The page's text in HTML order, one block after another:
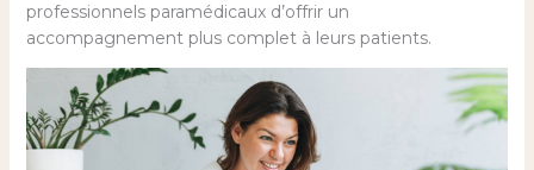
professionnels paramédicaux d’offrir un
accompagnement plus complet à leurs patients.